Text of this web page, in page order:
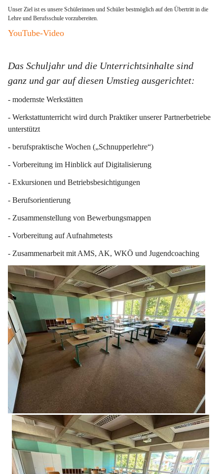
Unser Ziel ist es unsere Schülerinnen und Schüler bestmöglich auf den Übertritt in die
Lehre und Berufsschule vorzubereiten.
YouTube-Video
Das Schuljahr und die Unterrichtsinhalte sind
ganz und gar auf diesen Umstieg ausgerichtet:
- modernste Werkstätten
- Werkstattunterricht wird durch Praktiker unserer Partnerbetriebe
unterstützt
- berufspraktische Wochen („Schnupperlehre“)
- Vorbereitung im Hinblick auf Digitalisierung
- Exkursionen und Betriebsbesichtigungen
- Berufsorientierung
- Zusammenstellung von Bewerbungsmappen
- Vorbereitung auf Aufnahmetests
- Zusammenarbeit mit AMS, AK, WKÖ und Jugendcoaching